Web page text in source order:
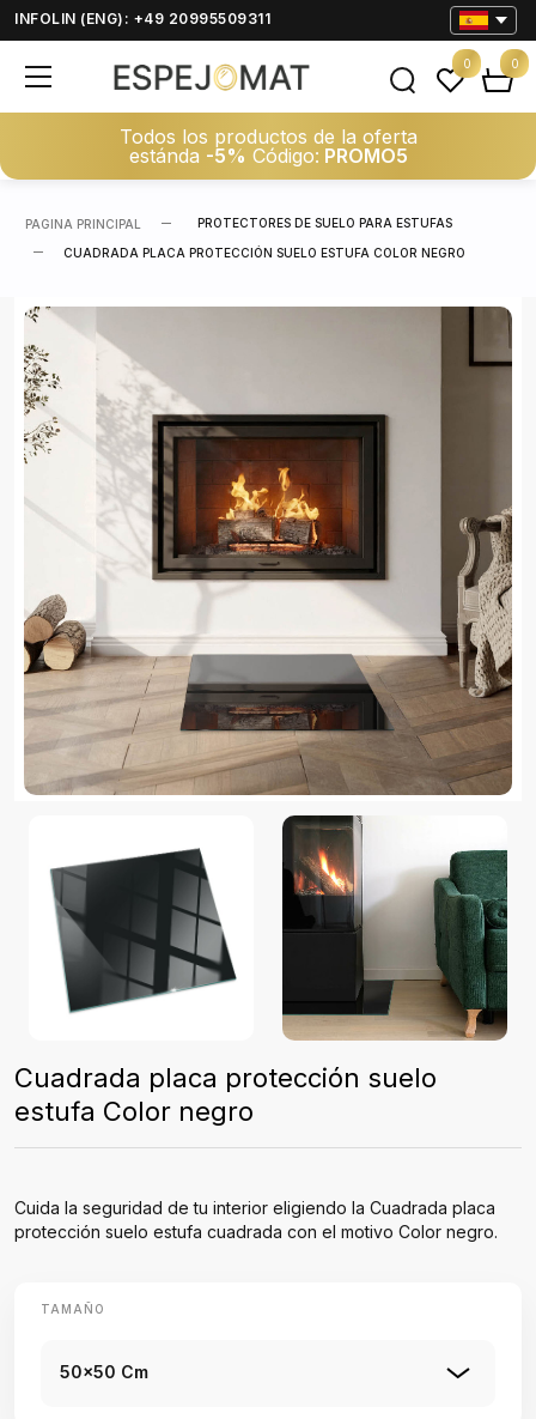
INFOLIN (ENG): +49 20995509311
Todos los productos de la oferta
estánda -5% Código: PROMO5
0 0
PAGINA PRINCIPAL PROTECTORES DE SUELO PARA ESTUFAS
CUADRADA PLACA PROTECCIÓN SUELO ESTUFA COLOR NEGRO
Cuadrada placa protección suelo
estufa Color negro
Cuida la seguridad de tu interior eligiendo la Cuadrada placa
protección suelo estufa cuadrada con el motivo Color negro.
TAMAÑO
50x50 Cm